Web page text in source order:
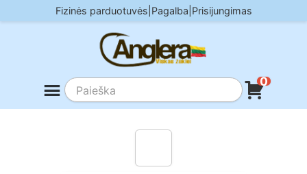
to
Fizinės parduotuvės Pagalba Prisijungimas
0